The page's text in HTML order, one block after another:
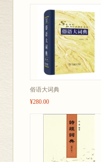
俗语大词典
¥280.00